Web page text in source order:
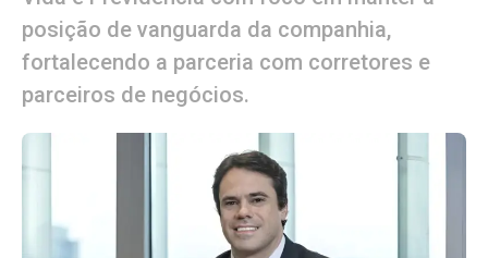
posição de vanguarda da companhia,
fortalecendo a parceria com corretores e
parceiros de negócios.